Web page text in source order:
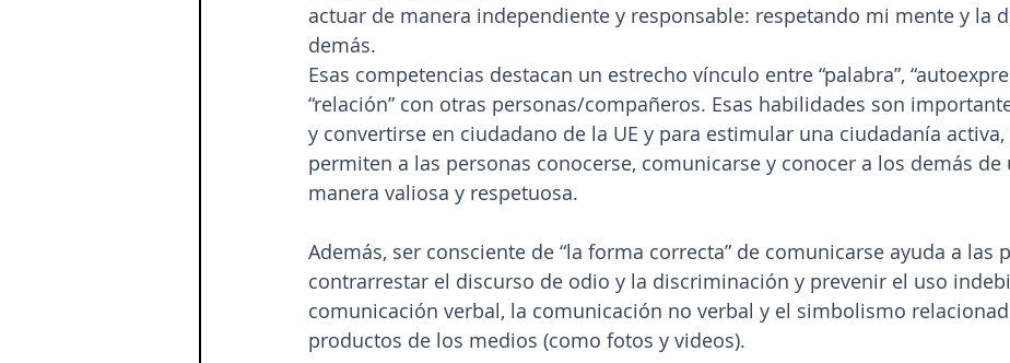
actuar de manera independiente y responsable: respetando mi mente y la
demás.
Esas competencias destacan un estrecho vínculo entre “palabra”,
“relación” con otras personas/compañeros. Esas habilidades son
y convertirse en ciudadano de la UE y para estimular una ciudadanía activa,
permiten a las personas conocerse, comunicarse y conocer a los demás de
manera valiosa y respetuosa.
Además, ser consciente de “la forma correcta” de comunicarse ayuda a las
contrarrestar el discurso de odio y la discriminación y prevenir el uso
comunicación verbal, la comunicación no verbal y el simbolismo
productos de los medios (como fotos y videos).